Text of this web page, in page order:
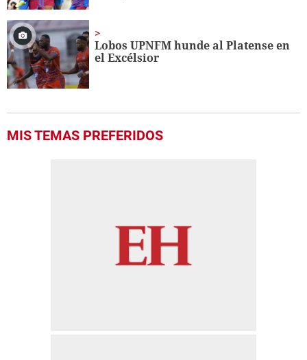
Lobos UPNFM hunde al Platense en
el Excélsior
MIS TEMAS PREFERIDOS